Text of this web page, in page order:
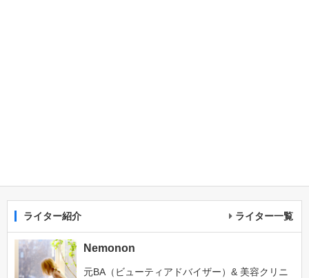
ライター紹介 ライター一覧
Nemonon
元BA（ビューティアドバイザー）& 美容クリニ